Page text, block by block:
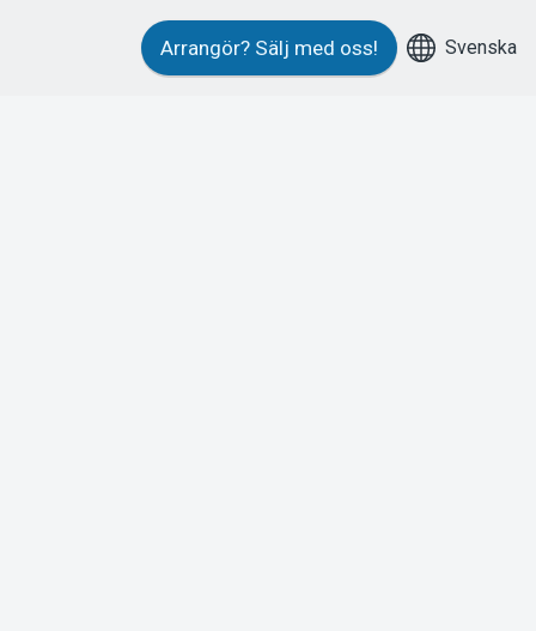
Arrangör? Sälj med oss! Svenska